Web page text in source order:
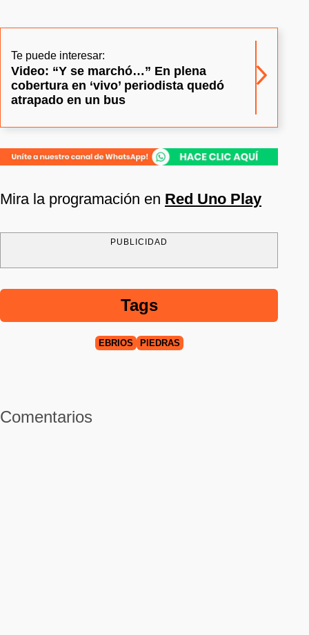
Te puede interesar:
Video: “Y se marchó…” En plena
cobertura en ‘vivo’ periodista quedó
atrapado en un bus
Mira la programación en Red Uno Play
PUBLICIDAD
Tags
EBRIOS PIEDRAS
Comentarios